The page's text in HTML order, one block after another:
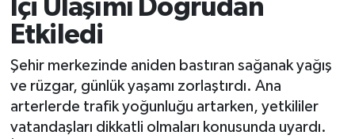
İçi Ulaşımı Doğrudan
Etkiledi
Şehir merkezinde aniden bastıran sağanak yağış
ve rüzgar, günlük yaşamı zorlaştırdı. Ana
arterlerde trafik yoğunluğu artarken, yetkililer
vatandaşları dikkatli olmaları konusunda uyardı.
Çevre
Diğer
Dünya
Eğitim
Süper Lig Puan Durumu ve Fikstür
Tüm Manşetler
Son Dakika Haberleri
Haber Arşivi